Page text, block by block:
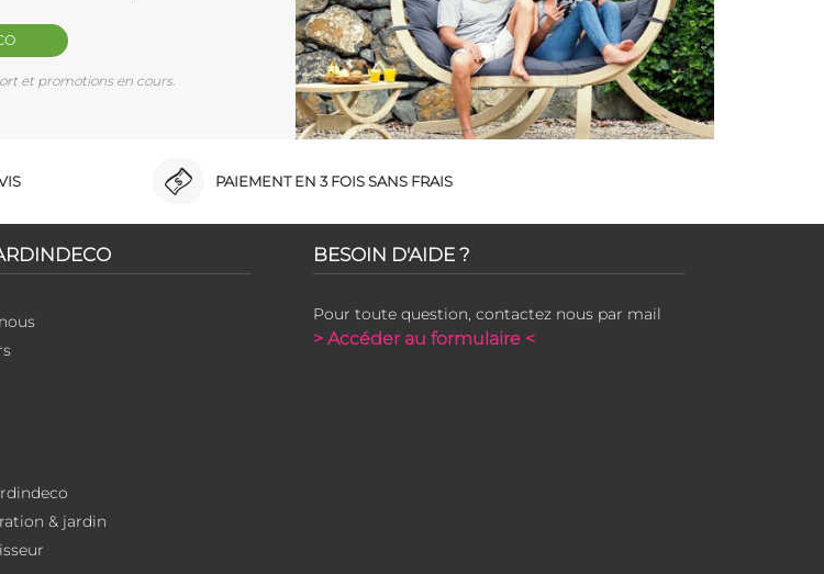
et promotions en cours.
PAIEMENT EN 3 FOIS SANS FRAIS
& jardin
BESOIN D'AIDE ?
Pour toute question, contactez nous par mail
> Accéder au formulaire <